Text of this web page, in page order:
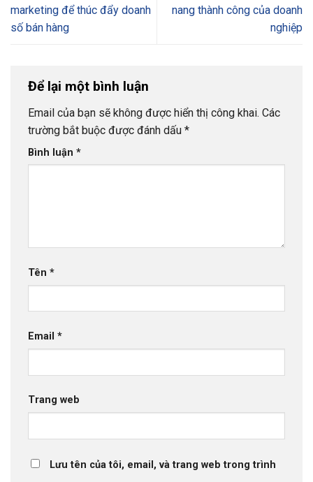
marketing để thúc đẩy doanh
số bán hàng
nang thành công của doanh
nghiệp
Để lại một bình luận
Email của bạn sẽ không được hiển thị công khai. Các
trường bắt buộc được đánh dấu *
Bình luận *
Tên *
Email *
Trang web
Lưu tên của tôi, email, và trang web trong trình